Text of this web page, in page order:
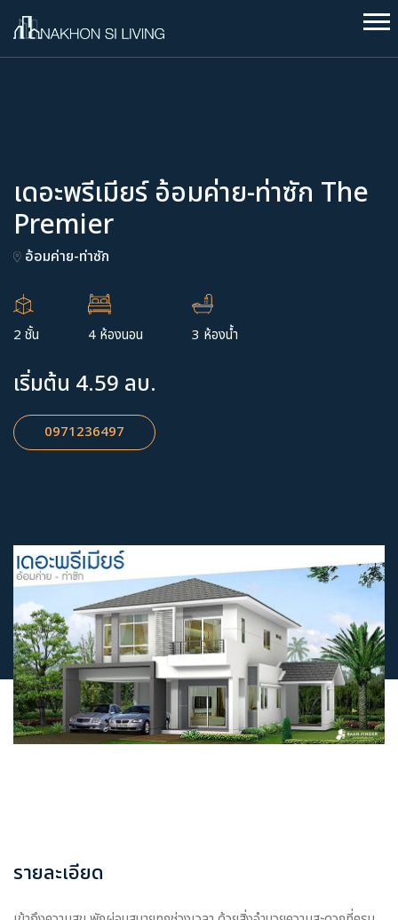
เดอะพรีเมียร์ อ้อมค่าย-ท่าซัก The
Premier
อ้อมค่าย-ท่าซัก
2 ชั้น 4 ห้องนอน 3 ห้องน้ำ
เริ่มต้น 4.59 ลบ.
0971236497
รายละเอียด